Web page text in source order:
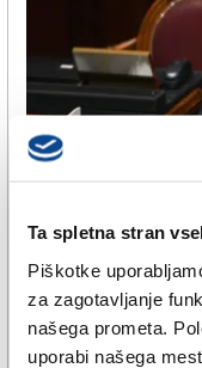
Ta spletna stran
Piškotke
za zagotavljanje
našega prometa.
uporabi našega
ŠE
Fico bo
vlado